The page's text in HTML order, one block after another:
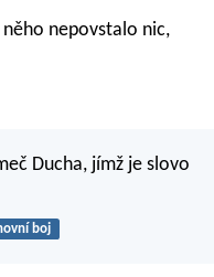
nepovstalo nic,
Ducha, jímž je slovo
boj